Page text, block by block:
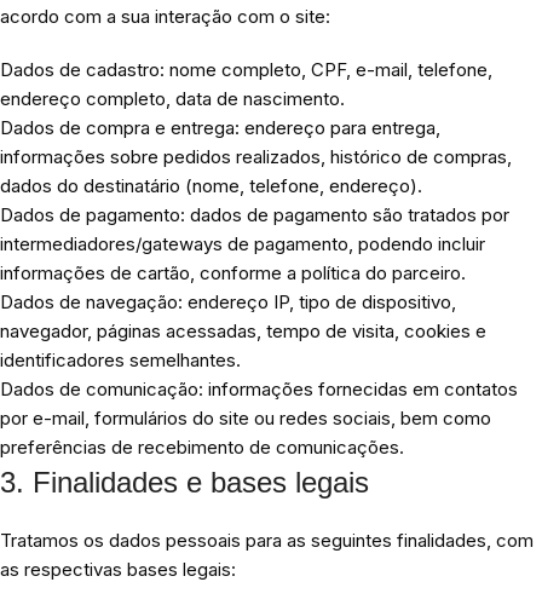
acordo com a sua interação com o site:
Dados de cadastro: nome completo, CPF, e-mail, telefone,
endereço completo, data de nascimento.
Dados de compra e entrega: endereço para entrega,
informações sobre pedidos realizados, histórico de compras,
dados do destinatário (nome, telefone, endereço).
Dados de pagamento: dados de pagamento são tratados por
intermediadores/gateways de pagamento, podendo incluir
informações de cartão, conforme a política do parceiro.
Dados de navegação: endereço IP, tipo de dispositivo,
navegador, páginas acessadas, tempo de visita, cookies e
identificadores semelhantes.
Dados de comunicação: informações fornecidas em contatos
por e-mail, formulários do site ou redes sociais, bem como
preferências de recebimento de comunicações.
3. Finalidades e bases legais
Tratamos os dados pessoais para as seguintes finalidades, com
as respectivas bases legais: